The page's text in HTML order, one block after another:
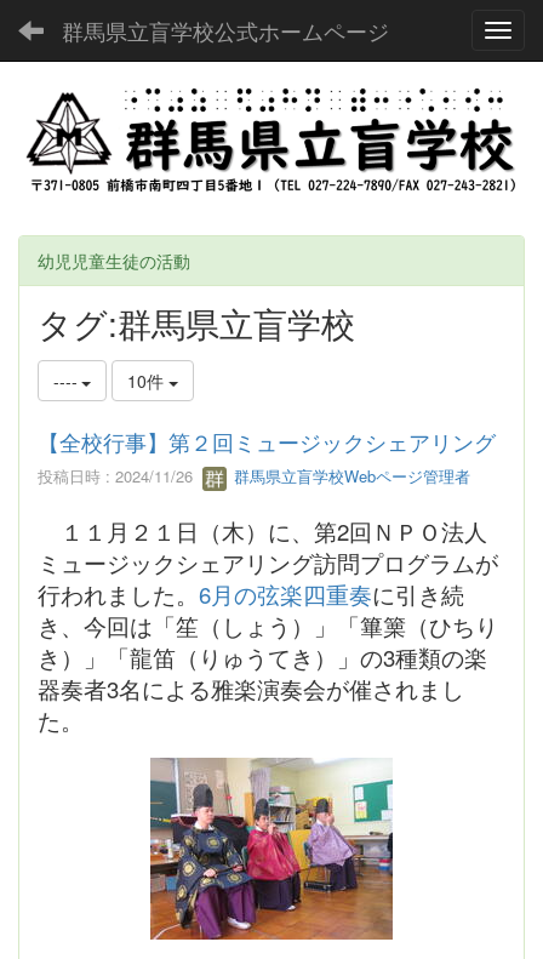
群馬県立盲学校公式ホームページ
幼児児童生徒の活動
タグ:群馬県立盲学校
---- 10件
【全校行事】第２回ミュージックシェアリング
投稿日時 : 2024/11/26 群馬県立盲学校Webページ管理者
１１月２１日（木）に、第2回ＮＰＯ法人
ミュージックシェアリング訪問プログラムが
行われました。 6月の弦楽四重奏に引き続
き、今回は「笙（しょう）」「篳篥（ひちり
き）」「龍笛（りゅうてき）」の3種類の楽
器奏者3名による雅楽演奏会が催されまし
た。